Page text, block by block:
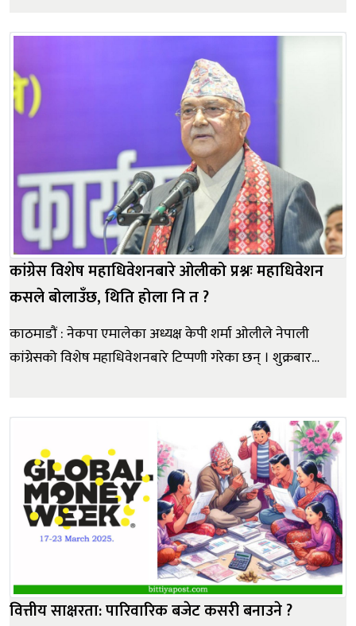
नागरिकहरूले अनलाइन...
कांग्रेस विशेष महाधिवेशनबारे ओलीको प्रश्नः महाधिवेशन
कसले बोलाउँछ, थिति होला नि त ?
काठमाडौं : नेकपा एमालेका अध्यक्ष केपी शर्मा ओलीले नेपाली
कांग्रेसको विशेष महाधिवेशनबारे टिप्पणी गरेका छन् । शुक्रबार
प्रश्न गरे । उनले भने, ‘नेपाली कांग्रेसले नियमित महाध...
वित्तीय साक्षरता: पारिवारिक बजेट कसरी बनाउने ?